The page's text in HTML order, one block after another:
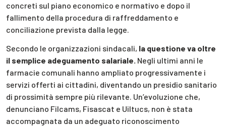
concreti sul piano economico e normativo e dopo il
fallimento della procedura di raffreddamento e
conciliazione prevista dalla legge.
Secondo le organizzazioni sindacali, la questione va oltre
il semplice adeguamento salariale. Negli ultimi anni le
farmacie comunali hanno ampliato progressivamente i
servizi offerti ai cittadini, diventando un presidio sanitario
di prossimità sempre più rilevante. Un’evoluzione che,
denunciano Filcams, Fisascat e Uiltucs, non è stata
accompagnata da un adeguato riconoscimento